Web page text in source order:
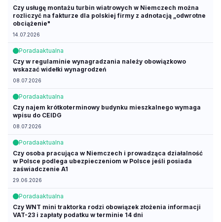
Czy usługę montażu turbin wiatrowych w Niemczech można
rozliczyć na fakturze dla polskiej firmy z adnotacją „odwrotne
obciążenie"
14.07.2026
Poradaaktualna
Czy w regulaminie wynagradzania należy obowiązkowo
wskazać widełki wynagrodzeń
08.07.2026
Poradaaktualna
Czy najem krótkoterminowy budynku mieszkalnego wymaga
wpisu do CEIDG
08.07.2026
Poradaaktualna
Czy osoba pracująca w Niemczech i prowadząca działalność
w Polsce podlega ubezpieczeniom w Polsce jeśli posiada
zaświadczenie A1
29.06.2026
Poradaaktualna
Czy WNT mini traktorka rodzi obowiązek złożenia informacji
VAT-23 i zapłaty podatku w terminie 14 dni